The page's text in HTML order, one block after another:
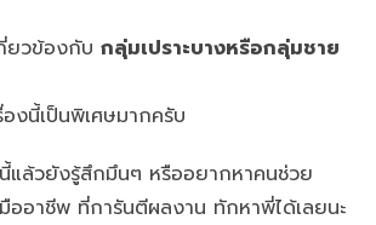
กี่ยวข้องกับกลุ่มเปราะบางหรือกลุ่มชาย
องนี้เป็นพิเศษมากครับ
แล้วยังรู้สึกมึนๆ หรืออยากหาคนช่วย
ออาชีพ ที่การันตีผลงาน ทักหาพี่ได้เลยนะ